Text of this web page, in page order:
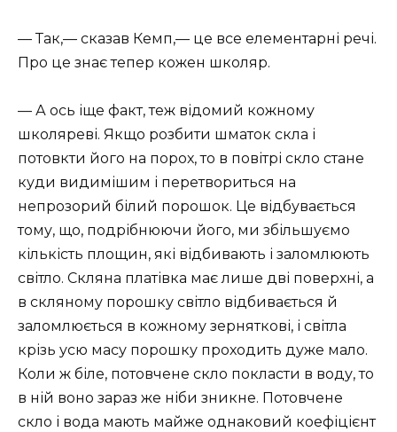
— Так,— сказав Кемп,— це все елементарні речі.
Про це знає тепер кожен школяр.
— А ось іще факт, теж відомий кожному
школяреві. Якщо розбити шматок скла і
потовкти його на порох, то в повітрі скло стане
куди видимішим і перетвориться на
непрозорий білий порошок. Це відбувається
тому, що, подрібнюючи його, ми збільшуємо
кількість площин, які відбивають і заломлюють
світло. Скляна платівка має лише дві поверхні, а
в скляному порошку світло відбивається й
заломлюється в кожному зерняткові, і світла
крізь усю масу порошку проходить дуже мало.
Коли ж біле, потовчене скло покласти в воду, то
в ній воно зараз же ніби зникне. Потовчене
скло і вода мають майже однаковий коефіцієнт